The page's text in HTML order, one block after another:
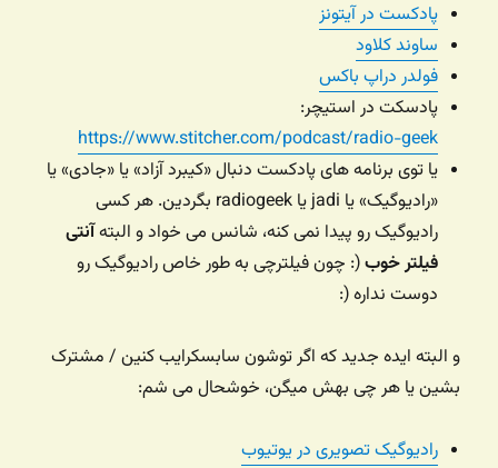
پادکست در آیتونز
ساوند کلاود
فولدر دراپ باکس
پادسکت در استیچر:
https://www.stitcher.com/podcast/radio-geek
یا توی برنامه های پادکست دنبال «کیبرد آزاد» یا «جادی» یا
«رادیوگیک» یا jadi یا radiogeek بگردین. هر کسی
رادیوگیک رو پیدا نمی کنه، شانس می خواد و البتهآنتی
فیلتر خوب(: چون فیلترچی به طور خاص رادیوگیک رو
دوست نداره (:
و البته ایده جدید که اگر توشون سابسکرایب کنین / مشترک
بشین یا هر چی بهش میگن، خوشحال می شم:
رادیوگیک تصویری در یوتیوب